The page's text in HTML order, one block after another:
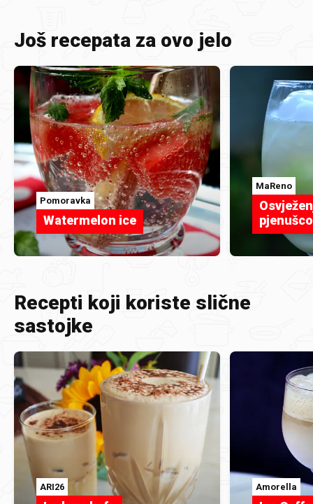
Još recepata za ovo jelo
Pomoravka
Watermelon ice
MaReno
Recepti koji koriste slične
sastojke
ARI26 Amorella